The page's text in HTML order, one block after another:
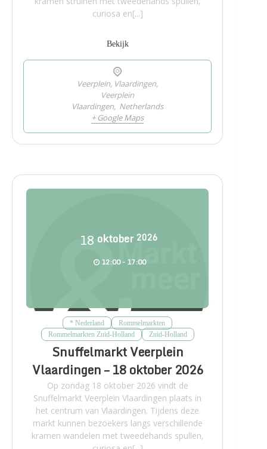
curiosa en[...]
Bekijk
Veerplein, Vlaardingen,
Veerplein
Vlaardingen, Netherlands
+ Google Maps
18 oktober 2026
12:00 - 17:00
* Nederland
Rommelmarkten
Rommelmarkten Zuid-Holland
Zuid-Holland
Snuffelmarkt Veerplein
Vlaardingen – 18 oktober 2026
Op zondag 18 oktober 2026 vindt de
Snuffelmarkt Veerplein Vlaardingen plaats in
het centrum van Vlaardingen. Tijdens deze
markt kunnen bezoekers langs verschillende
kramen wandelen met tweedehands spullen,